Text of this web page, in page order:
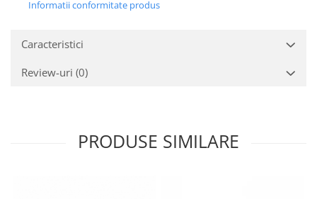
Informatii conformitate produs
Caracteristici
Review-uri (0)
PRODUSE SIMILARE